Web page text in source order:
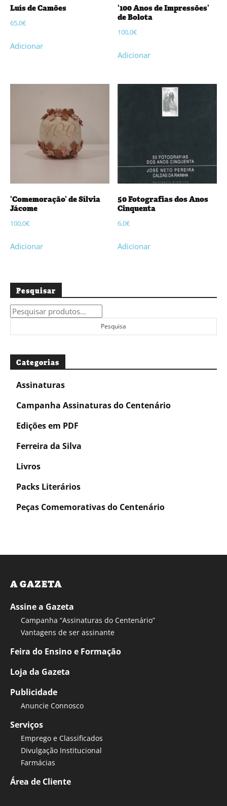
Luís de Camões
65,0€
Adicionar
‘100 Anos de Impressões’
de Bolota
100,0€
Adicionar
‘Comemoração’ de Sílvia
Jácome
100,0€
Adicionar
50 Fotografias dos Anos
Cinquenta
6,0€
Adicionar
Pesquisar
Pesquisar
por:
Pesquisa
Categorias
Assinaturas
Campanha Assinaturas do Centenário
Edições em PDF
Ferreira da Silva
Livros
Packs Literários
Peças Comemorativas do Centenário
A GAZETA
Assine a Gazeta
Campanha “Assinaturas do Centenário”
Vantagens de ser assinante
Feira do Ensino e Formação
Loja da Gazeta
Publicidade
Anuncie Connosco
Serviços
Emprego e Classificados
Divulgação Institucional
Farmácias
Área de Cliente